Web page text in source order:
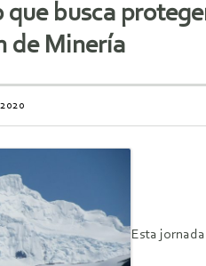
que busca
de Minería
Esta